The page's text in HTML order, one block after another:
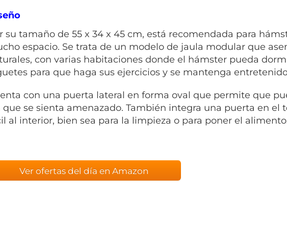
su tamaño de 55 x 34 x 45 cm, está recomendada para
espacio. Se trata de un modelo de jaula modular que
con varias habitaciones donde el hámster pueda
para que haga sus ejercicios y se mantenga
con una puerta lateral en forma oval que permite que
que se sienta amenazado. También integra una puerta en el
al interior, bien sea para la limpieza o para poner el
Ver ofertas del día en Amazon